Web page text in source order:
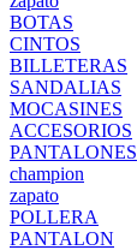
BOTAS
CINTOS
BILLETERAS
SANDALIAS
MOCASINES
ACCESORIOS
PANTALONES
champion
zapato
POLLERA
PANTALON